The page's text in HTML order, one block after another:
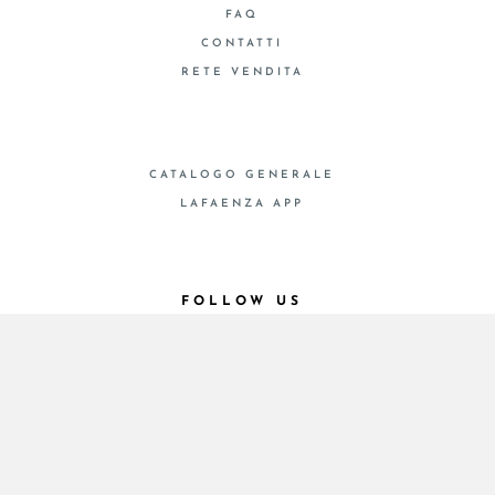
FAQ
CONTATTI
RETE VENDITA
CATALOGO GENERALE
LAFAENZA APP
FOLLOW US